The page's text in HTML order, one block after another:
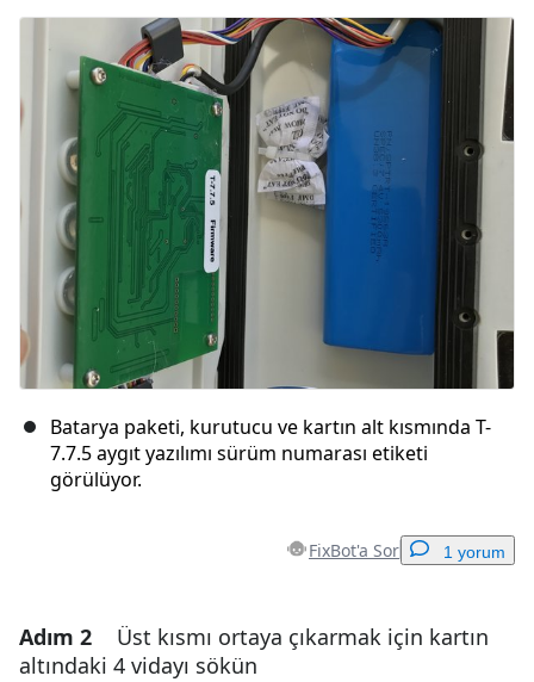
Batarya paketi, kurutucu ve kartın alt kısmında T-
7.7.5 aygıt yazılımı sürüm numarası etiketi
görülüyor.
FixBot'a Sor 1 yorum
Yorum Ekle
Adım 2
Üst kısmı ortaya çıkarmak için kartın
altındaki 4 vidayı sökün